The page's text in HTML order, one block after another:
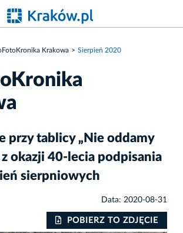
Krakowa Sierpień 2020
przy tablicy „Nie oddamy
okazji 40-lecia podpisania
sierpniowych
Data: 2020-08-31
POBIERZ TO ZDJĘCIE